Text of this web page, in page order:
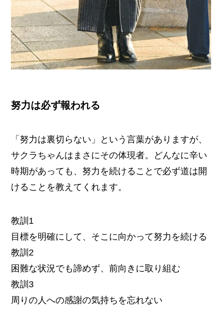
努力は必ず報われる
「努力は裏切らない」という言葉がありますが、
サクラちゃんはまさにその体現者。どんなに辛い
時期があっても、努力を続けることで必ず道は開
けることを教えてくれます。
教訓1
目標を明確にして、そこに向かって努力を続ける
教訓2
困難な状況でも諦めず、前向きに取り組む
教訓3
周りの人への感謝の気持ちを忘れない